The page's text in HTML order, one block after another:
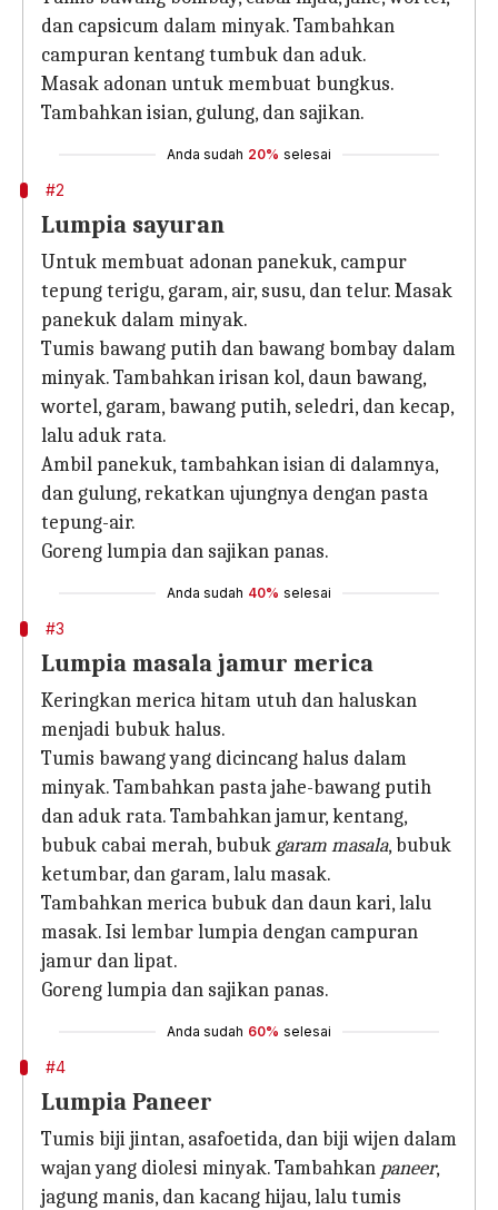
dan capsicum dalam minyak. Tambahkan
campuran kentang tumbuk dan aduk.
Masak adonan untuk membuat bungkus.
Tambahkan isian, gulung, dan sajikan.
Anda sudah 20% selesai
#2
Lumpia sayuran
Untuk membuat adonan panekuk, campur
tepung terigu, garam, air, susu, dan telur. Masak
panekuk dalam minyak.
Tumis bawang putih dan bawang bombay dalam
minyak. Tambahkan irisan kol, daun bawang,
wortel, garam, bawang putih, seledri, dan kecap,
lalu aduk rata.
Ambil panekuk, tambahkan isian di dalamnya,
dan gulung, rekatkan ujungnya dengan pasta
tepung-air.
Goreng lumpia dan sajikan panas.
Anda sudah 40% selesai
#3
Lumpia masala jamur merica
Keringkan merica hitam utuh dan haluskan
menjadi bubuk halus.
Tumis bawang yang dicincang halus dalam
minyak. Tambahkan pasta jahe-bawang putih
dan aduk rata. Tambahkan jamur, kentang,
bubuk cabai merah, bubuk garam masala, bubuk
ketumbar, dan garam, lalu masak.
Tambahkan merica bubuk dan daun kari, lalu
masak. Isi lembar lumpia dengan campuran
jamur dan lipat.
Goreng lumpia dan sajikan panas.
Anda sudah 60% selesai
#4
Lumpia Paneer
Tumis biji jintan, asafoetida, dan biji wijen dalam
wajan yang diolesi minyak. Tambahkan paneer,
jagung manis, dan kacang hijau, lalu tumis